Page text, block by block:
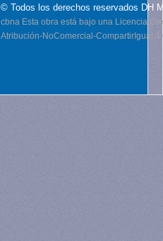
© Todos los derechos reservados DH
cbna Esta obra está bajo una Licencia
Atribución-NoComercial-CompartirIgual